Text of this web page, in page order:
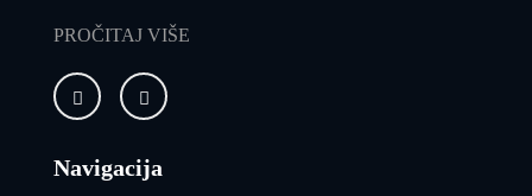
PROČITAJ VIŠE
Navigacija